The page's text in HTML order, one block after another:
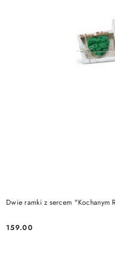
Dwie ramki z sercem "Kochanym
Cena:
159.00